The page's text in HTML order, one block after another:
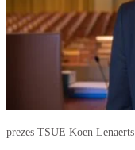
prezes TSUE Koen Lenaerts